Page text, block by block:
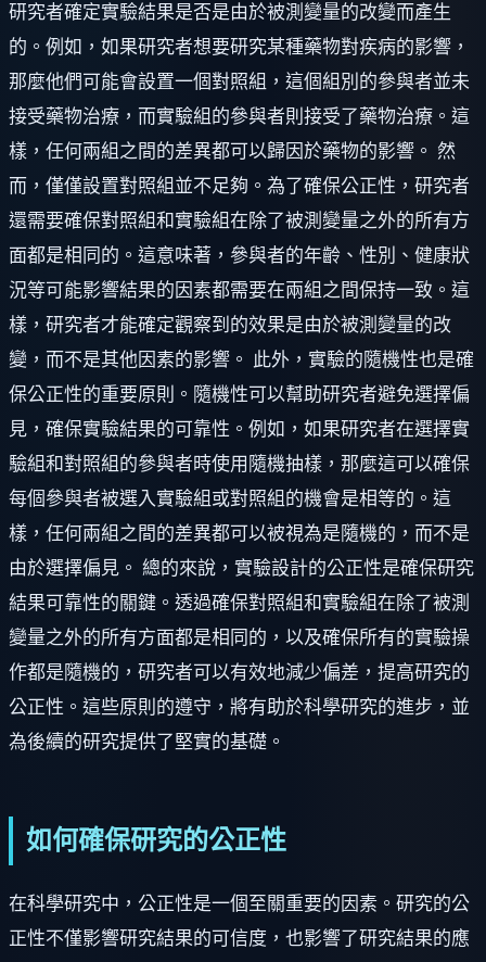
研究者確定實驗結果是否是由於被測變量的改變而產生
的。例如，如果研究者想要研究某種藥物對疾病的影響，
那麼他們可能會設置一個對照組，這個組別的參與者並未
接受藥物治療，而實驗組的參與者則接受了藥物治療。這
樣，任何兩組之間的差異都可以歸因於藥物的影響。 然
而，僅僅設置對照組並不足夠。為了確保公正性，研究者
還需要確保對照組和實驗組在除了被測變量之外的所有方
面都是相同的。這意味著，參與者的年齡、性別、健康狀
況等可能影響結果的因素都需要在兩組之間保持一致。這
樣，研究者才能確定觀察到的效果是由於被測變量的改
變，而不是其他因素的影響。 此外，實驗的隨機性也是確
保公正性的重要原則。隨機性可以幫助研究者避免選擇偏
見，確保實驗結果的可靠性。例如，如果研究者在選擇實
驗組和對照組的參與者時使用隨機抽樣，那麼這可以確保
每個參與者被選入實驗組或對照組的機會是相等的。這
樣，任何兩組之間的差異都可以被視為是隨機的，而不是
由於選擇偏見。 總的來說，實驗設計的公正性是確保研究
結果可靠性的關鍵。透過確保對照組和實驗組在除了被測
變量之外的所有方面都是相同的，以及確保所有的實驗操
作都是隨機的，研究者可以有效地減少偏差，提高研究的
公正性。這些原則的遵守，將有助於科學研究的進步，並
為後續的研究提供了堅實的基礎。
如何確保研究的公正性
在科學研究中，公正性是一個至關重要的因素。研究的公
正性不僅影響研究結果的可信度，也影響了研究結果的應